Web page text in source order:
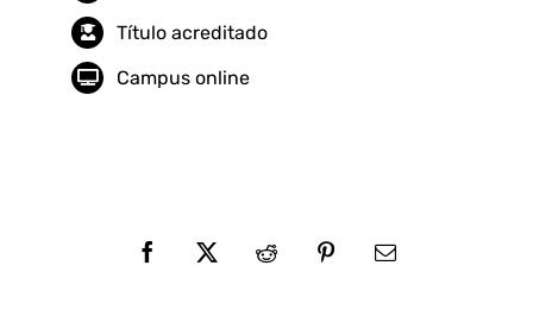
Título acreditado
Campus online